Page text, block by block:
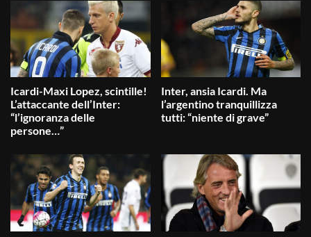
Icardi-Maxi Lopez, scintille!
L’attaccante dell’Inter:
“l’ignoranza delle
persone…”
Inter, ansia Icardi. Ma
l’argentino tranquillizza
tutti: “niente di grave”